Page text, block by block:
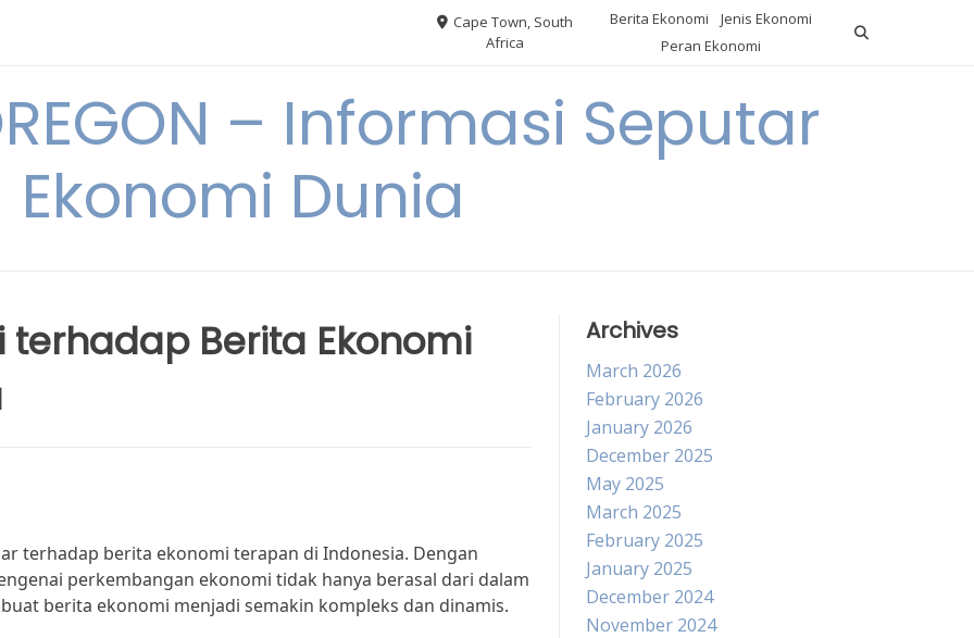
Cape Town, South
Africa
Berita Ekonomi
Jenis Ekonomi
Peran Ekonomi
– Informasi Seputar
Ekonomi Dunia
Berita Ekonomi
terhadap berita ekonomi terapan di Indonesia. Dengan
perkembangan ekonomi tidak hanya berasal dari dalam
berita ekonomi menjadi semakin kompleks dan dinamis.
Archives
March 2026
February 2026
January 2026
December 2025
May 2025
March 2025
February 2025
January 2025
December 2024
November 2024